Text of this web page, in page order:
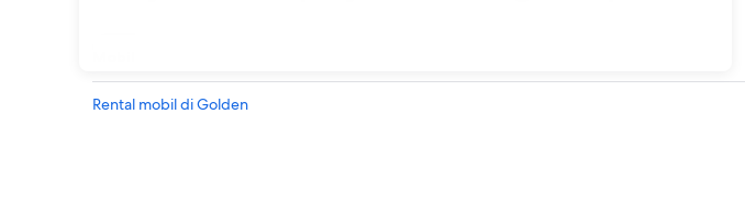
Rental mobil di Golden